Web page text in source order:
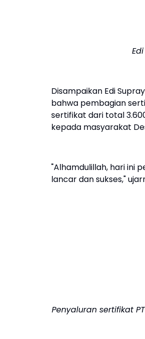
Disampaikan Edi
bahwa pembagian
sertifikat dari total
kepada masyarakat
"Alhamdulillah, hari ini
lancar dan sukses,"
Penyaluran sertifikat